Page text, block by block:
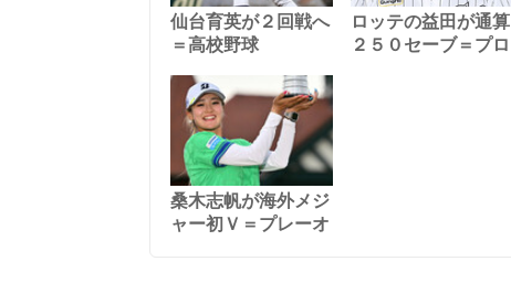
仙台育英が２回戦へ
＝高校野球
ロッテの益田が通算
２５０セーブ＝プロ
桑木志帆が海外メジ
ャー初Ｖ＝プレーオ